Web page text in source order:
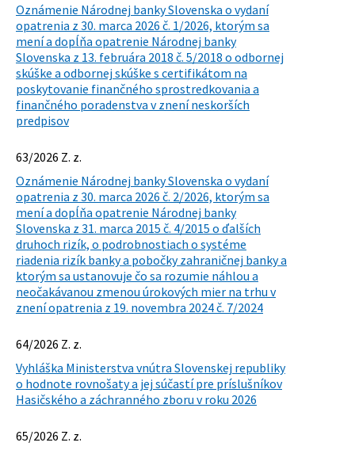
Oznámenie Národnej banky Slovenska o vydaní
opatrenia z 30. marca 2026 č. 1/2026, ktorým sa
mení a dopĺňa opatrenie Národnej banky
Slovenska z 13. februára 2018 č. 5/2018 o odbornej
skúške a odbornej skúške s certifikátom na
poskytovanie finančného sprostredkovania a
finančného poradenstva v znení neskorších
predpisov
63/2026 Z. z.
Oznámenie Národnej banky Slovenska o vydaní
opatrenia z 30. marca 2026 č. 2/2026, ktorým sa
mení a dopĺňa opatrenie Národnej banky
Slovenska z 31. marca 2015 č. 4/2015 o ďalších
druhoch rizík, o podrobnostiach o systéme
riadenia rizík banky a pobočky zahraničnej banky a
ktorým sa ustanovuje čo sa rozumie náhlou a
neočakávanou zmenou úrokových mier na trhu v
znení opatrenia z 19. novembra 2024 č. 7/2024
64/2026 Z. z.
Vyhláška Ministerstva vnútra Slovenskej republiky
o hodnote rovnošaty a jej súčastí pre príslušníkov
Hasičského a záchranného zboru v roku 2026
65/2026 Z. z.